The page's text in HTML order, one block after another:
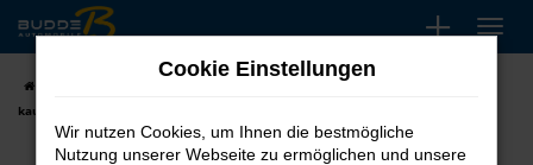
Zum
Hauptinhalt
springen
Seat Leon Gebrauchtwagen
kaufen, leasen, finanzieren für Köln
Cookie Einstellungen
Wir nutzen Cookies, um Ihnen die bestmögliche
Nutzung unserer Webseite zu ermöglichen und unsere